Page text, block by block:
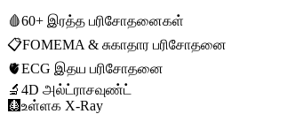
🩸60+ இரத்த பரிசோதனைகள்
📋FOMEMA & சுகாதார பரிசோதனை
🫀ECG இதய பரிசோதனை
🔬 4D அல்ட்ராசவுண்ட்
🩻உள்ளக X-Ray